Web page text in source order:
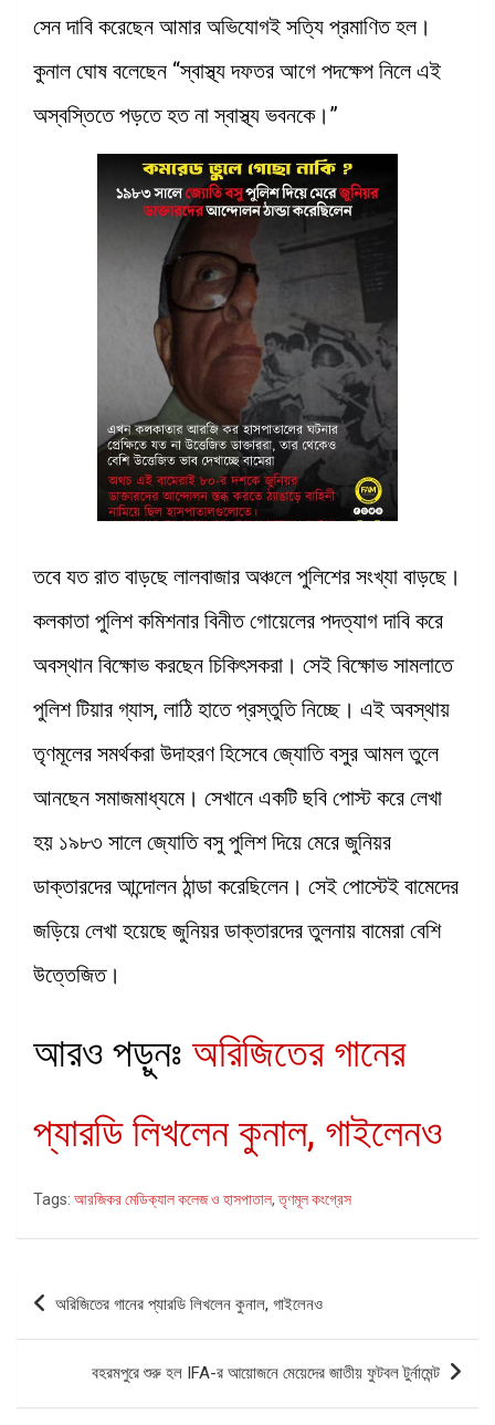
সেন দাবি করেছেন আমার অভিযোগই সত্যি প্রমাণিত হল।
কুনাল ঘোষ বলেছেন “স্বাস্থ্য দফতর আগে পদক্ষেপ নিলে এই
অস্বস্তিতে পড়তে হত না স্বাস্থ্য ভবনকে।”
তবে যত রাত বাড়ছে লালবাজার অঞ্চলে পুলিশের সংখ্যা বাড়ছে।
কলকাতা পুলিশ কমিশনার বিনীত গোয়েলের পদত্যাগ দাবি করে
অবস্থান বিক্ষোভ করছেন চিকিৎসকরা। সেই বিক্ষোভ সামলাতে
পুলিশ টিয়ার গ্যাস, লাঠি হাতে প্রস্তুতি নিচ্ছে। এই অবস্থায়
তৃণমূলের সমর্থকরা উদাহরণ হিসেবে জ্যোতি বসুর আমল তুলে
আনছেন সমাজমাধ্যমে। সেখানে একটি ছবি পোস্ট করে লেখা
হয় ১৯৮৩ সালে জ্যোতি বসু পুলিশ দিয়ে মেরে জুনিয়র
ডাক্তারদের আন্দোলন ঠান্ডা করেছিলেন। সেই পোস্টেই বামেদের
জড়িয়ে লেখা হয়েছে জুনিয়র ডাক্তারদের তুলনায় বামেরা বেশি
উত্তেজিত।
আরও পড়ুনঃ অরিজিতের গানের
প্যারডি লিখলেন কুনাল, গাইলেনও
Tags: আরজিকর মেডিক্যাল কলেজ ও হাসপাতাল,তৃণমূল কংগ্রেস
Post
অরিজিতের গানের প্যারডি লিখলেন কুনাল, গাইলেনও
বহরমপুরে শুরু হল IFA-র আয়োজনে মেয়েদের জাতীয় ফুটবল টুর্নামেন্ট